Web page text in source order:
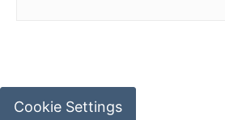
Cookie Settings